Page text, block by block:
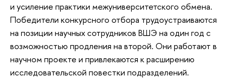
и усиление практики межуниверситетского обмена.
Победители конкурсного отбора трудоустраиваются
на позиции научных сотрудников ВШЭ на один год с
возможностью продления на второй. Они работают в
научном проекте и привлекаются к расширению
исследовательской повестки подразделений.